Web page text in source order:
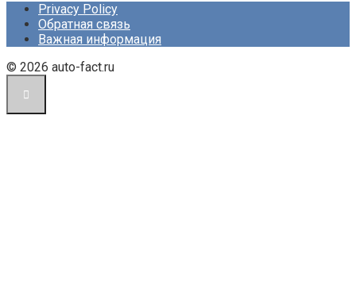
Privacy Policy
Обратная связь
Важная информация
© 2026 auto-fact.ru